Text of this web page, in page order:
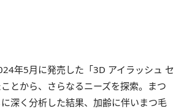
年5月に発売した「3D アイラッシュ セ
とから、さらなるニーズを探索。まつ
深く分析した結果、加齢に伴いまつ毛